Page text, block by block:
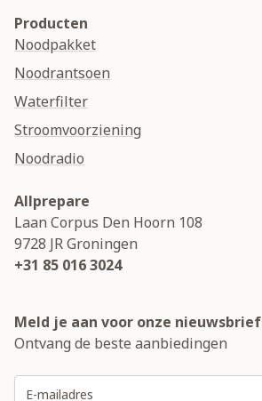
Producten
Noodpakket
Noodrantsoen
Waterfilter
Stroomvoorziening
Noodradio
Allprepare
Laan Corpus Den Hoorn 108
9728 JRGroningen
+31 85 016 3024
Meld je aan voor onze nieuwsbrief
Ontvang de beste aanbiedingen